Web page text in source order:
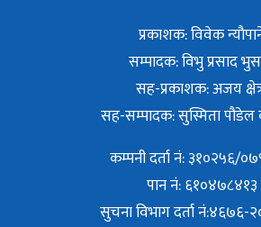
प्रकाशक: विवेक
सम्पादक: विभु प्रसाद
सह-प्रकाशक: अजय
सह-सम्पादक: सुस्मिता पौडेल
कम्पनी दर्ता नं: ३१०२५६/
पान नं: ६१०४७८४१३
सुचना विभाग दर्ता नं:४६७६-